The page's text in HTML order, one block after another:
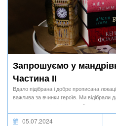
Запрошуємо у
Частина ІІ
Вдало підібрана і добре прописана
важлива за вчинки героїв. Ми відібрали
яких місце події відіграє неабияку роль
05.07.2024